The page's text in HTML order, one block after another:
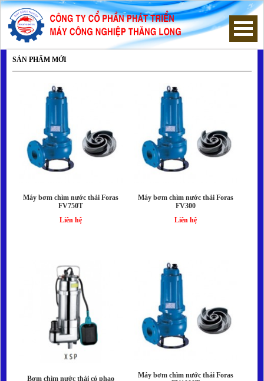
Máy Bơm Chìm Nước Thải
Máy Bơm Hút Bùn
Máy bơm hố móng
Hướng dẫn mua hàng
SẢN PHẨM MỚI
Máy bơm chìm nước thải Foras
FV750T
Liên hệ
Máy bơm chìm nước thải Foras
FV300
Liên hệ
Bơm chìm nước thải có phao
Máy bơm chìm nước thải Foras